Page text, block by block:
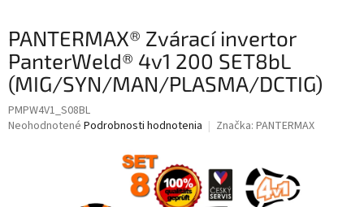
PANTERMAX® Zvárací invertor
PanterWeld® 4v1 200 SET8bL
(MIG/SYN/MAN/PLASMA/DCTIG)
PMPW4V1_S08BL
Priemerné
Neohodnotené Podrobnosti hodnotenia Značka: PANTERMAX